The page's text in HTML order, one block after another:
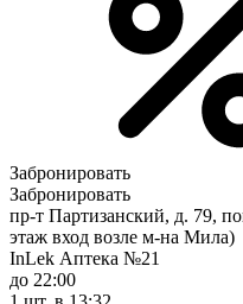
Забронировать
Забронировать
пр-т Партизанский, д. 79,
этаж вход возле м-на Мила)
InLek Аптека №21
до 22:00